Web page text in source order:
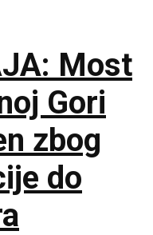
Most
Gori
zbog
do